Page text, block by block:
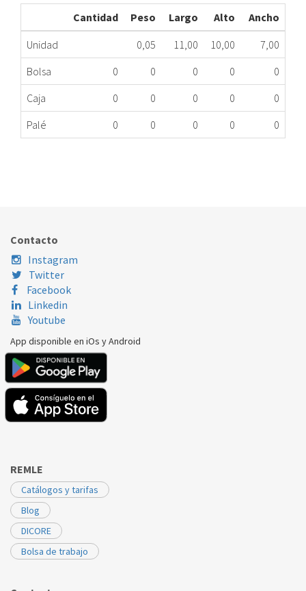
Cantidad Peso Largo Alto
Ancho
Unidad
0,05 11,00 10,00
7,00
Bolsa
0 0 0 0
0
Caja
0 0 0 0
0
Palé
0 0 0 0 0
Contacto
Instagram
Twitter
Facebook
Linkedin
Youtube
App disponible en iOs y Android
REMLE
Catálogos y tarifas
Blog
DICORE
Bolsa de trabajo